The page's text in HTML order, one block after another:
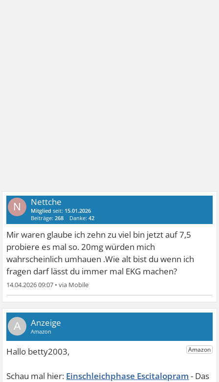
N Nettche
Mitglied seit: 15.01.2026
Beiträge:268 Danke:42
Mir waren glaube ich zehn zu viel bin jetzt auf 7,5
probiere es mal so. 20mg würden mich
wahrscheinlich umhauen .Wie alt bist du wenn ich
fragen darf lässt du immer mal EKG machen?
14.04.2026 09:07 •
A
Einschleichphase Escitalopram